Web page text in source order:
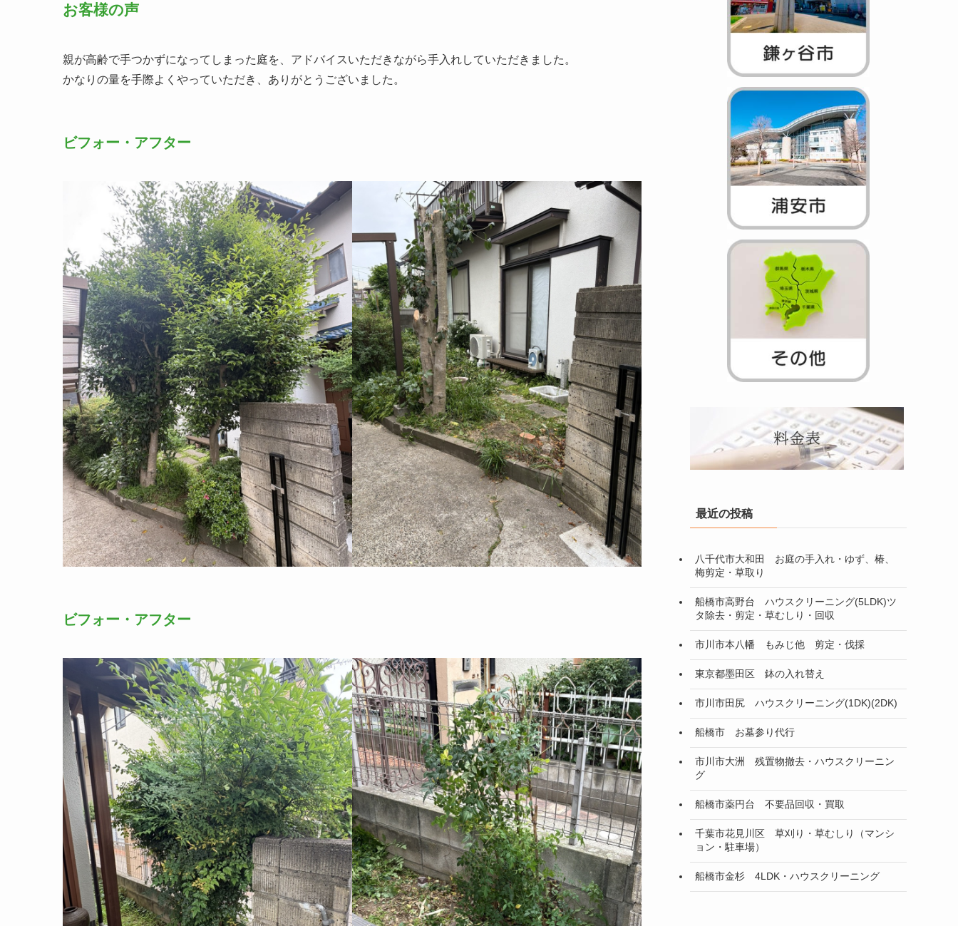
お客様の声
親が高齢で手つかずになってしまった庭を、アドバイスいただきながら手入れしていただきました。
かなりの量を手際よくやっていただき、ありがとうございました。
ビフォー・アフター
ビフォー・アフター
最近の投稿
八千代市大和田 お庭の手入れ・ゆず、椿、
梅剪定・草取り
船橋市高野台 ハウスクリーニング(5LDK)ツ
タ除去・剪定・草むしり・回収
市川市本八幡 もみじ他 剪定・伐採
東京都墨田区 鉢の入れ替え
市川市田尻 ハウスクリーニング(1DK)(2DK)
船橋市 お墓参り代行
市川市大洲 残置物撤去・ハウスクリーニン
グ
船橋市薬円台 不要品回収・買取
千葉市花見川区 草刈り・草むしり（マンシ
ョン・駐車場）
船橋市金杉 4LDK・ハウスクリーニング